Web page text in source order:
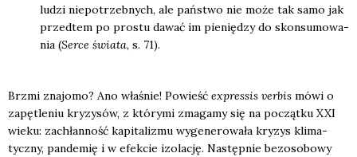
ludzi nie­po­trzeb­nych, ale pań­stwo nie może tak samo jak
przed­tem po pro­stu dawać im pie­nię­dzy do skon­su­mo­wa­
nia (Ser­ce świa­ta, s. 71).
Brzmi zna­jo­mo? Ano wła­śnie! Powieść expres­sis ver­bis mówi o
zapę­tle­niu kry­zy­sów, z któ­ry­mi zma­ga­my się na począt­ku XXI
wie­ku: zachłan­ność kapi­ta­li­zmu wyge­ne­ro­wa­ła kry­zys kli­ma­
tycz­ny, pan­de­mię i w efek­cie izo­la­cję. Następ­nie bez­oso­bo­wy